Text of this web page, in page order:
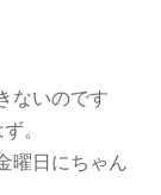
ないのです
。
曜日にちゃん